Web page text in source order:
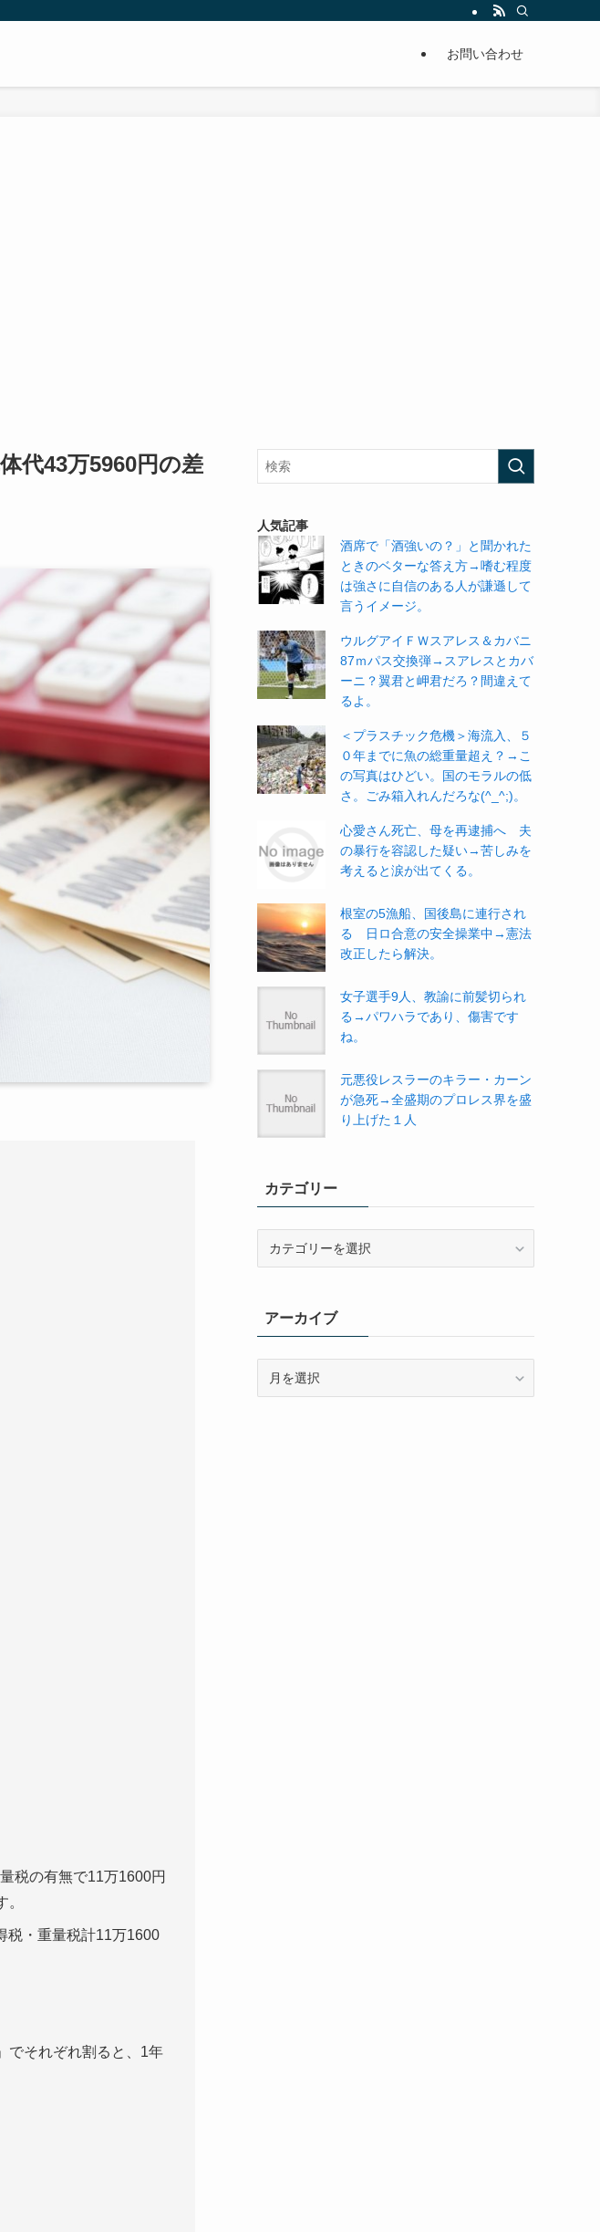
等。太ったり悩んでいる方々が簡単に痩せることが出来るように分かりやすくまとめています。
お問い合わせ
代43万5960円の差
税の有無で11万1600円
税・重量税計11万1600
でそれぞれ割ると、1年
人気記事
酒席で「酒強いの？」と聞かれた
ときのベターな答え方→嗜む程度
は強さに自信のある人が謙遜して
言うイメージ。
ウルグアイＦＷスアレス＆カバニ
87ｍパス交換弾→スアレスとカバ
ーニ？翼君と岬君だろ？間違えて
るよ。
＜プラスチック危機＞海流入、５
０年までに魚の総重量超え？→こ
の写真はひどい。国のモラルの低
さ。ごみ箱入れんだろな(^_^;)。
心愛さん死亡、母を再逮捕へ 夫
の暴行を容認した疑い→苦しみを
考えると涙が出てくる。
根室の5漁船、国後島に連行され
る 日ロ合意の安全操業中→憲法
改正したら解決。
女子選手9人、教諭に前髪切られ
る→パワハラであり、傷害です
ね。
元悪役レスラーのキラー・カーン
が急死→全盛期のプロレス界を盛
り上げた１人
カテゴリー
ーアーカイブ